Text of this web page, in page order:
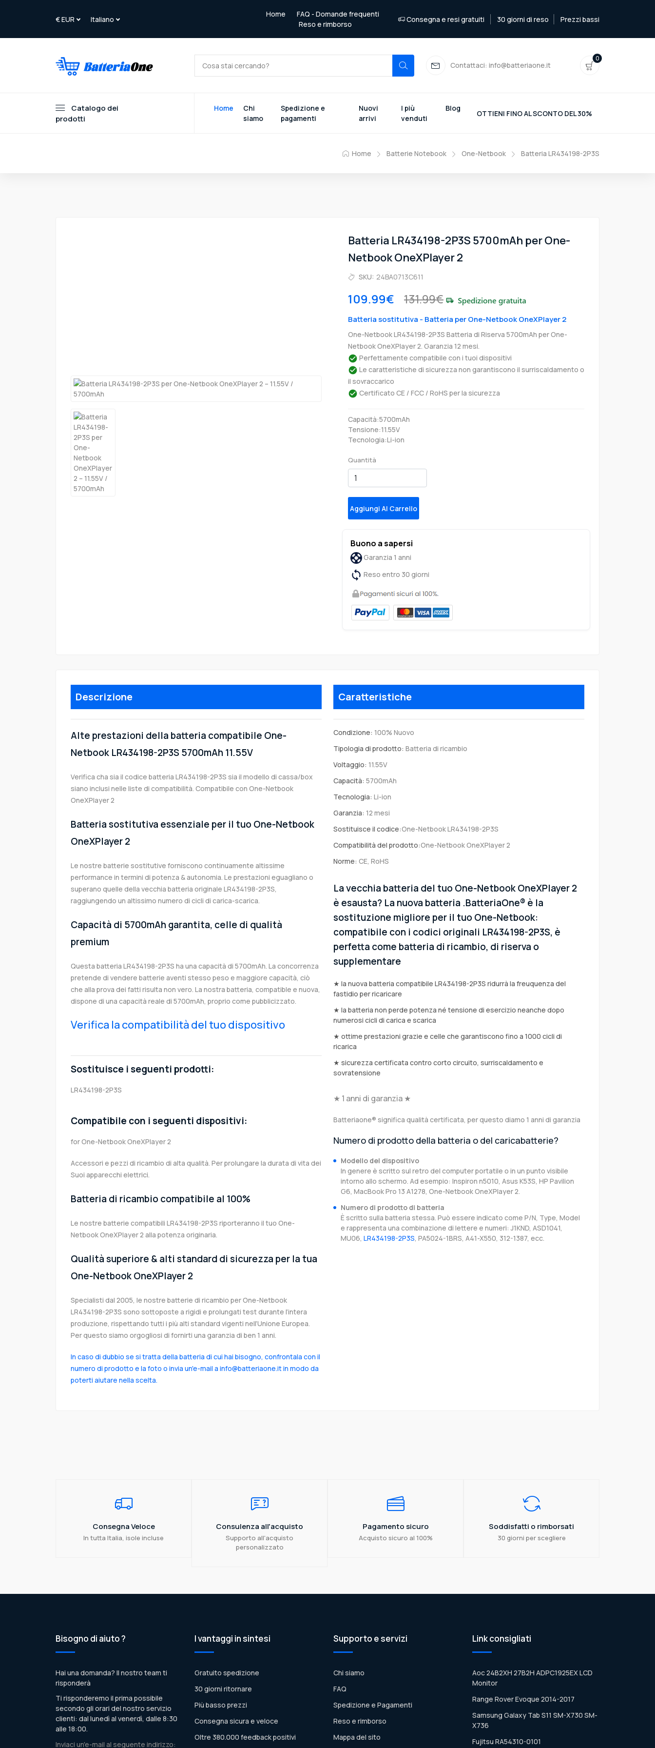
Home
FAQ - Domande frequenti
Reso e rimborso
Consegna e resi gratuiti 30 giorni di reso Prezzi bassi
Contattaci: info@batteriaone.it
0
Catalogo dei
prodotti
Home
Chi
siamo
Spedizione e
pagamenti
Nuovi
arrivi
I più
venduti
Blog
OTTIENI FINO AL SCONTO DEL 30%
Home Batterie Notebook One-Netbook Batteria LR434198-2P3S
Batteria LR434198-2P3S 5700mAh per One-
Netbook OneXPlayer 2
SKU: 24BA0713C611
109.99€ 131.99€
Batteria sostitutiva - Batteria per One-Netbook OneXPlayer 2
One-Netbook LR434198-2P3S Batteria di Riserva 5700mAh per One-
Netbook OneXPlayer 2. Garanzia 12 mesi.
Perfettamente compatibile con i tuoi dispositivi
Le caratteristiche di sicurezza non garantiscono il surriscaldamento o
il sovraccarico
Certificato CE / FCC / RoHS per la sicurezza
Capacità:5700mAh
Tensione:11.55V
Tecnologia:Li-ion
Quantità
Aggiungi Al Carrello
Buono a sapersi
Garanzia 1 anni
Reso entro 30 giorni
Descrizione
Alte prestazioni della batteria compatibile One-
Netbook LR434198-2P3S 5700mAh 11.55V
Verifica cha sia il codice batteria LR434198-2P3S sia il modello di cassa/box
siano inclusi nelle liste di compatibilità. Compatibile con One-Netbook
OneXPlayer 2
Batteria sostitutiva essenziale per il tuo One-Netbook
OneXPlayer 2
Le nostre batterie sostitutive forniscono continuamente altissime
performance in termini di potenza & autonomia. Le prestazioni eguagliano o
superano quelle della vecchia batteria originale LR434198-2P3S,
raggiungendo un altissimo numero di cicli di carica-scarica.
Capacità di 5700mAh garantita, celle di qualità
premium
Questa batteria LR434198-2P3S ha una capacità di 5700mAh. La concorrenza
pretende di vendere batterie aventi stesso peso e maggiore capacità, ciò
che alla prova dei fatti risulta non vero. La nostra batteria, compatible e nuova,
dispone di una capacità reale di 5700mAh, proprio come pubblicizzato.
Verifica la compatibilità del tuo dispositivo
Sostituisce i seguenti prodotti:
LR434198-2P3S
Compatibile con i seguenti dispositivi:
for One-Netbook OneXPlayer 2
Accessori e pezzi di ricambio di alta qualità. Per prolungare la durata di vita dei
Suoi apparecchi elettrici.
Batteria di ricambio compatibile al 100%
Le nostre batterie compatibili LR434198-2P3S riporteranno il tuo One-
Netbook OneXPlayer 2 alla potenza originaria.
Qualità superiore & alti standard di sicurezza per la tua
One-Netbook OneXPlayer 2
Specialisti dal 2005, le nostre batterie di ricambio per One-Netbook
LR434198-2P3S sono sottoposte a rigidi e prolungati test durante l’intera
produzione, rispettando tutti i più alti standard vigenti nell’Unione Europea.
Per questo siamo orgogliosi di fornirti una garanzia di ben 1 anni.
In caso di dubbio se si tratta della batteria di cui hai bisogno, confrontala con il
numero di prodotto e la foto o invia un'e-mail a info@batteriaone.it in modo da
poterti aiutare nella scelta.
Caratteristiche
Condizione: 100% Nuovo
Tipologia di prodotto: Batteria di ricambio
Voltaggio: 11.55V
Capacità: 5700mAh
Tecnologia: Li-ion
Garanzia: 12 mesi
Sostituisce il codice:One-Netbook LR434198-2P3S
Compatibilità del prodotto:One-Netbook OneXPlayer 2
Norme: CE, RoHS
La vecchia batteria del tuo One-Netbook OneXPlayer 2
è esausta? La nuova batteria .BatteriaOne® è la
sostituzione migliore per il tuo One-Netbook:
compatibile con i codici originali LR434198-2P3S, è
perfetta come batteria di ricambio, di riserva o
supplementare
★ la nuova batteria compatibile LR434198-2P3S ridurrà la freuquenza del
fastidio per ricaricare
★ la batteria non perde potenza né tensione di esercizio neanche dopo
numerosi cicli di carica e scarica
★ ottime prestazioni grazie e celle che garantiscono fino a 1000 cicli di
ricarica
★ sicurezza certificata contro corto circuito, surriscaldamento e
sovratensione
★ 1 anni di garanzia ★
Batteriaone® significa qualità certificata, per questo diamo 1 anni di garanzia
Numero di prodotto della batteria o del caricabatterie?
Modello del dispositivo
In genere è scritto sul retro del computer portatile o in un punto visibile
intorno allo schermo. Ad esempio: Inspiron n5010, Asus K53S, HP Pavilion
G6, MacBook Pro 13 A1278, One-Netbook OneXPlayer 2.
Numero di prodotto di batteria
È scritto sulla batteria stessa. Può essere indicato come P/N, Type, Model
e rappresenta una combinazione di lettere e numeri: J1KND, ASD1041,
MU06, LR434198-2P3S, PA5024-1BRS, A41-X550, 312-1387, ecc.
Consegna Veloce
In tutta Italia, isole incluse
Consulenza all'acquisto
Supporto all'acquisto
personalizzato
Pagamento sicuro
Acquisto sicuro al 100%
Soddisfatti o rimborsati
30 giorni per scegliere
Bisogno di aiuto ?
Hai una domanda? Il nostro team ti
risponderà
Ti risponderemo il prima possibile
secondo gli orari del nostro servizio
clienti: dal lunedì al venerdì, dalle 8:30
alle 18:00.
Inviaci un'e-mail al seguente indirizzo:
I vantaggi in sintesi
Gratuito spedizione
30 giorni ritornare
Più basso prezzi
Consegna sicura e veloce
Oltre 380.000 feedback positivi
Supporto e servizi
Chi siamo
FAQ
Spedizione e Pagamenti
Reso e rimborso
Mappa del sito
Link consigliati
Aoc 24B2XH 27B2H ADPC1925EX LCD
Monitor
Range Rover Evoque 2014-2017
Samsung Galaxy Tab S11 SM-X730 SM-
X736
Fujitsu RA54310-0101